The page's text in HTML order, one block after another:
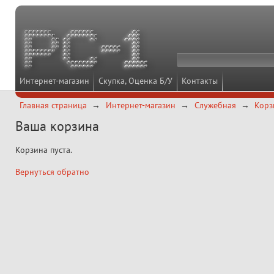
Интернет-магазин Скупка, Оценка Б/У Контакты
Главная страница Интернет-магазин Служебная
Ваша корзина
Корзина пуста.
Вернуться обратно